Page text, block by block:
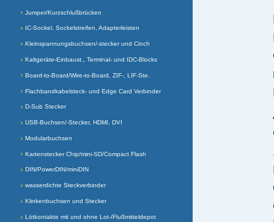
Jumper/Kurzschlußbrücken
IC-Sockel, Sockelstreifen, Adapterleisten
Kleinspannungsbuchsen/-stecker und Cinch
Kaltgeräte-Einbaust., Terminal- und IDC-Blocks
Board-to-Board/Wire-to-Board, ZIF-, LIF-Ste.
Flachbandkabelsteck- und Edge Card Verbinder
D-Sub Stecker
USB-Buchsen/-Stecker, HDMI, DVI
Modularbuchsen
Kartenstecker Chip/mini-SD/Compact Flash
DIN/PowerDIN/miniDIN
wasserdichte Steckverbinder
Klinkenbuchsen und Stecker
Lötkontakte mit und ohne Lot-/Flußmitteldepot